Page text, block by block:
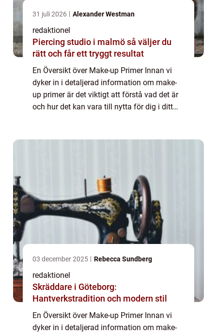
31 juli 2026 Alexander Westman
redaktionel
Piercing studio i malmö så väljer du
rätt och får ett tryggt resultat
En Översikt över Make-up Primer Innan vi
dyker in i detaljerad information om make-
up primer är det viktigt att förstå vad det är
och hur det kan vara till nytta för dig i ditt
03 december 2025 Rebecca Sundberg
redaktionel
Skräddare i Göteborg:
Hantverkstradition och modern stil
En Översikt över Make-up Primer Innan vi
dyker in i detaljerad information om make-